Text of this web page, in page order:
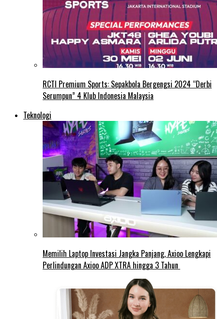
RCTI Premium Sports: Sepakbola Bergengsi 2024 “Derbi
Serumpun” 4 Klub Indonesia Malaysia
Teknologi
Memilih Laptop Investasi Jangka Panjang, Axioo Lengkapi
Perlindungan Axioo ADP XTRA hingga 3 Tahun